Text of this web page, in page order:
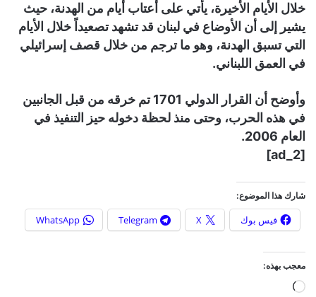
خلال الأيام الأخيرة، يأتي على أعتاب أيام من الهدنة، حيث
يشير إلى أن الأوضاع في لبنان قد تشهد تصعيداً خلال الأيام
التي تسبق الهدنة، وهو ما ترجم من خلال قصف إسرائيلي
في العمق اللبناني.
وأوضح أن القرار الدولي 1701 تم خرقه من قبل الجانبين
في هذه الحرب، وحتى منذ لحظة دخوله حيز التنفيذ في
العام 2006.
[ad_2]
شارك هذا الموضوع:
فيس بوك X
Telegram
WhatsApp
معجب بهذه: